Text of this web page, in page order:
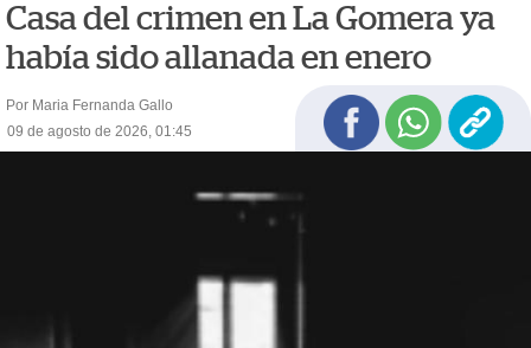
Casa del crimen en La Gomera ya
había sido allanada en enero
Por Maria Fernanda Gallo
09 de agosto de 2026, 01:45